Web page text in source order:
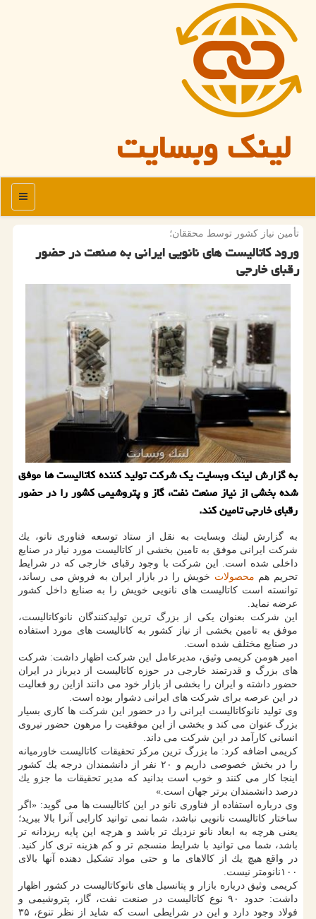
لینک وبسایت
منو
تأمین نیاز كشور توسط محققان؛
ورود كاتالیست های نانویی ایرانی به صنعت در حضور
رقبای خارجی
به گزارش لینك وبسایت یك شركت تولید كننده كاتالیست ها موفق
شده بخشی از نیاز صنعت نفت، گاز و پتروشیمی كشور را در حضور
رقبای خارجی تامین كند.
به گزارش لینك وبسایت به نقل از ستاد توسعه فناوری نانو، یك
شركت ایرانی موفق به تامین بخشی از كاتالیست مورد نیاز در صنایع
داخلی شده است. این شركت با وجود رقبای خارجی كه در شرایط
تحریم هم محصولات خویش را در بازار ایران به فروش می رساند،
توانسته است كاتالیست های نانویی خویش را به صنایع داخل كشور
عرضه نماید.
این شركت بعنوان یكی از بزرگ ترین تولیدكنندگان نانوكاتالیست،
موفق به تامین بخشی از نیاز كشور به كاتالیست های مورد استفاده
در صنایع مختلف شده است.
امیر هومن كریمی وثیق، مدیرعامل این شركت اظهار داشت: شركت
های بزرگ و قدرتمند خارجی در حوزه كاتالیست از دیرباز در ایران
حضور داشته و ایران را بخشی از بازار خود می دانند ازاین رو فعالیت
در این عرصه برای شركت های ایرانی دشوار بوده است.
وی تولید نانوكاتالیست ایرانی را در حضور این شركت ها كاری بسیار
بزرگ عنوان می كند و بخشی از این موفقیت را مرهون حضور نیروی
انسانی كارآمد در این شركت می داند.
كریمی اضافه كرد: ما بزرگ ترین مركز تحقیقات كاتالیست خاورمیانه
را در بخش خصوصی داریم و ۲۰ نفر از دانشمندان درجه یك كشور
اینجا كار می كنند و خوب است بدانید كه مدیر تحقیقات ما جزو یك
درصد دانشمندان برتر جهان است.»
وی درباره استفاده از فناوری نانو در این كاتالیست ها می گوید: «اگر
ساختار كاتالیست نانویی نباشد، شما نمی توانید كارایی آنرا بالا ببرید؛
یعنی هرچه به ابعاد نانو نزدیك تر باشد و هرچه این پایه ریزدانه تر
باشد، شما می توانید با شرایط منسجم تر و كم هزینه تری كار كنید.
در واقع هیچ یك از كالاهای ما و حتی مواد تشكیل دهنده آنها بالای
۱۰۰نانومتر نیست.
كریمی وثیق درباره بازار و پتانسیل های نانوكاتالیست در كشور اظهار
داشت: حدود ۹۰ نوع كاتالیست در صنعت نفت، گاز، پتروشیمی و
فولاد وجود دارد و این در شرایطی است كه شاید از نظر تنوع، ۳۵